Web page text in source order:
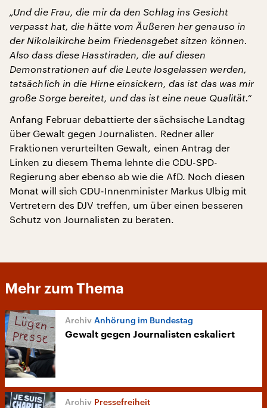
„Und die Frau, die mir da den Schlag ins Gesicht
verpasst hat, die hätte vom Äußeren her genauso in
der Nikolaikirche beim Friedensgebet sitzen können.
Also dass diese Hasstiraden, die auf diesen
Demonstrationen auf die Leute losgelassen werden,
tatsächlich in die Hirne einsickern, das ist das was mir
große Sorge bereitet, und das ist eine neue Qualität.“
Anfang Februar debattierte der sächsische Landtag
über Gewalt gegen Journalisten. Redner aller
Fraktionen verurteilten Gewalt, einen Antrag der
Linken zu diesem Thema lehnte die CDU-SPD-
Regierung aber ebenso ab wie die AfD. Noch diesen
Monat will sich CDU-Innenminister Markus Ulbig mit
Vertretern des DJV treffen, um über einen besseren
Schutz von Journalisten zu beraten.
Mehr zum Thema
Anhörung im Bundestag
Gewalt gegen Journalisten eskaliert
Pressefreiheit